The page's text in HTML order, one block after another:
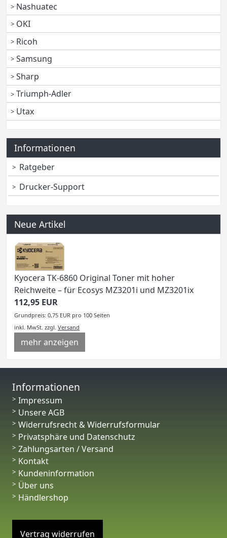
Nashuatec
OKI
Ricoh
Samsung
Sharp
Triumph-Adler
Utax
Informationen
Ratgeber
Drucker-Support
Neue Artikel
Kyocera TK-6860 Original Toner mit hoher
Reichweite – für Ecosys MZ3201i und MZ3201ix
112,95 EUR
Grundpreis: 0,75 EUR pro 100 Seiten
inkl. MwSt. zzgl. Versand
mehr anzeigen
Informationen
Impressum
Unsere AGB
Widerrufsrecht & Widerrufsformular
Privatsphäre und Datenschutz
Zahlungsarten / Versand
Kontakt
Kundeninformation
Über uns
Händlershop
Vertrag widerrufen